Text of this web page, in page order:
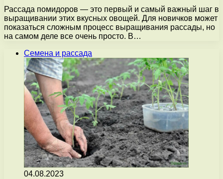
Рассада помидоров — это первый и самый важный шаг в
выращивании этих вкусных овощей. Для новичков может
показаться сложным процесс выращивания рассады, но
на самом деле все очень просто. В…
Семена и рассада
04.08.2023